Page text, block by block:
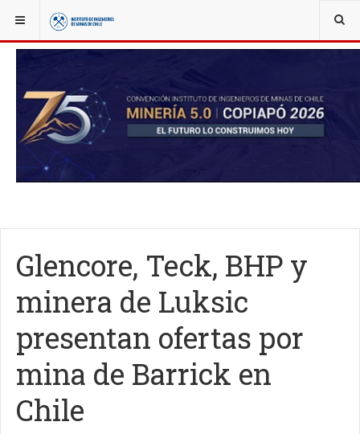
YOU ARE HERE: NOTICIAS
Glencore, Teck, BHP y
minera de Luksic
presentan ofertas por
mina de Barrick en
Chile